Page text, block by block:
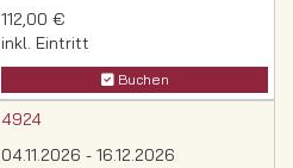
112,00 €
inkl. Eintritt
Buchen
4924
04.11.2026 - 16.12.2026